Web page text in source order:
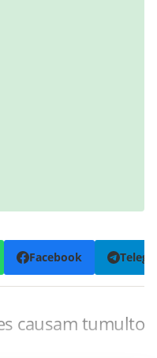
Facebook
causam tumulto